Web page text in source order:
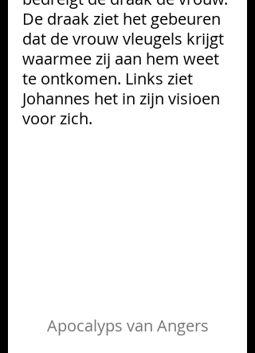
De draak ziet het gebeuren
dat de vrouw vleugels krijgt
waarmee zij aan hem weet
te ontkomen. Links ziet
Johannes het in zijn visioen
voor zich.
Apocalyps van Angers